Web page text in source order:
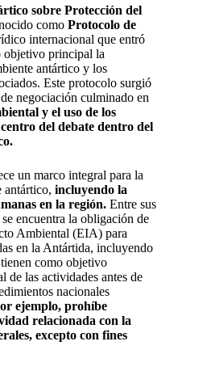
sobre Protección del
como Protocolo de
internacional que entró
objetivo principal la
antártico y los
Este protocolo surgió
negociación culminado en
y el uso de los
del debate dentro del
un marco integral para la
antártico, incluyendo la
en la región. Entre sus
encuentra la obligación de
Ambiental (EIA) para
en la Antártida, incluyendo
como objetivo
de las actividades antes de
nacionales
ejemplo, prohíbe
relacionada con la
excepto con fines